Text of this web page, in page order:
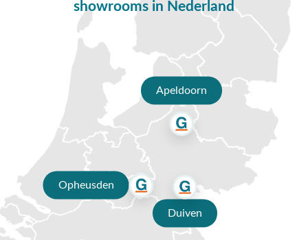
Vragen of hulp nodig?
Heb je nog vragen over de Set van 6 Hartman Le Soleil
tuinstoelen? Bel ons dan op
0488-441220, stuur een e-mail
info@vdgarde.nl
of maak gebruik van de chatfunctie.
Uiteraard ben je ook van harte welkom in onze showroom in
Opheusden, Duiven of Apeldoorn. Onze specialisten voorzien
je graag van een deskundig advies op maat.
Waarom kopen bij Van der Garde
tuinmeubelen?
✔ 80 jaar ervaring
✔ Persoonlijk advies van specialisten
✔9.4/10 uit 19.500+ klantbeoordelingen
showrooms in Nederland
Apeldoorn
Opheusden
Duiven